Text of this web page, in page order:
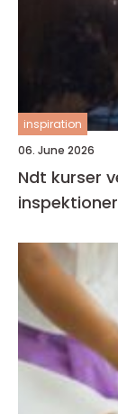
inspiration
06. June 2026
Ndt kurser vejen til sikre og pålidelige
inspektioner